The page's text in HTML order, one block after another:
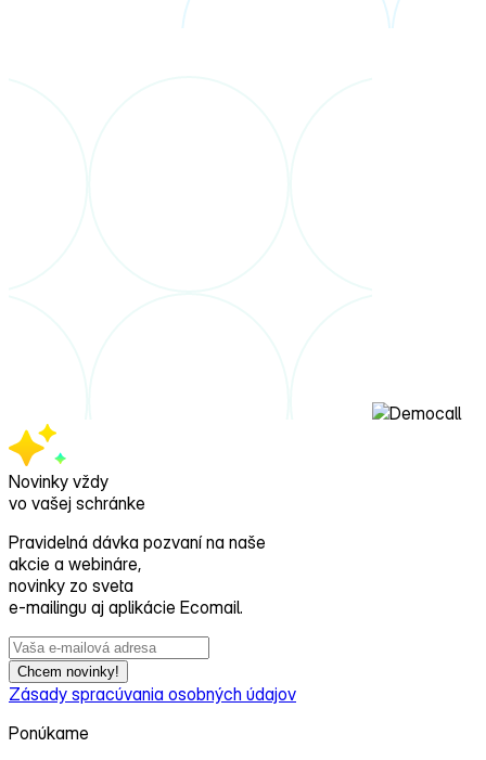
Novinky vždy
vo vašej schránke
Pravidelná dávka pozvaní na naše
akcie a webináre,
novinky zo sveta
e‑mailingu aj aplikácie Ecomail.
Chcem novinky!
Zásady spracúvania osobných údajov
Ponúkame